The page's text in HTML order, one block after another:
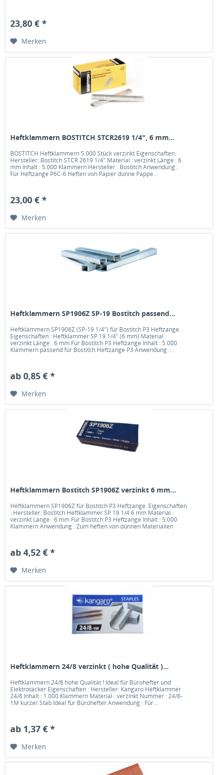
23,80 € *
Merken
Heftklammern BOSTITCH STCR2619 1/4", 6 mm...
BOSTITCH Heftklammern 5.000 Stück verzinkt Eigenschaften:
Hersteller: Bostitch STCR 2619 1/4" Material : verzinkt Länge : 6
mm Inhalt : 5.000 Klammern Hersteller : Bostitch Anwendung :
Für Heftzange P6C-6 Heften von Papier dünne Pappe...
23,00 € *
Merken
Heftklammern SP1906Z SP-19 Bostitch passend...
Heftklammern SP1906Z (SP-19 1/4") für Bostitch P3 Heftzange.
Eigenschaften : Heftklammer SP 19 1/4" (6 mm) Material :
verzinkt Länge : 6 mm Für Bostitch P3 Heftzange Inhalt : 5.000
Klammern passend für Bostitch Heftzange P3 Anwendung :...
ab 0,85 € *
Merken
Heftklammern Bostitch SP1906Z verzinkt 6 mm...
Heftklammern SP1906Z für Bostitch P3 Heftzange. Eigenschaften
: Hersteller: Bostitch Heftklammer SP 19 1/4 6 mm Material :
verzinkt Länge : 6 mm Für Bostitch P3 Heftzange Inhalt : 5.000
Klammern Anwendung : Zum heften von dünnen Materialien
ab 4,52 € *
Merken
Heftklammern 24/8 verzinkt ( hohe Qualität )...
Heftklammern 24/8 hohe Qualität ! Ideal für Bürohefter und
Elektrotacker Eigenschaften : Hersteller: Kangaro Heftklammer
24/8 Inhalt : 1.000 Klammern Material : verzinkt Nummer : 24/8-
1M kurzer Stab Ideal für Bürohefter Anwendung : Für...
ab 1,37 € *
Merken